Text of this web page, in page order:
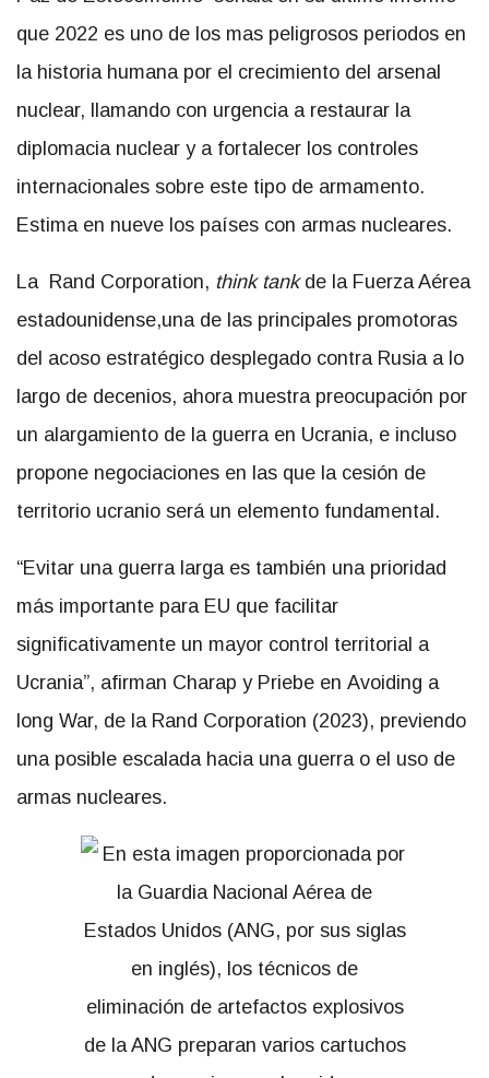
que 2022 es uno de los mas peligrosos periodos en
la historia humana por el crecimiento del arsenal
nuclear, llamando con urgencia a restaurar la
diplomacia nuclear y a fortalecer los controles
internacionales sobre este tipo de armamento.
Estima en nueve los países con armas nucleares.
La Rand Corporation, think tankde la Fuerza Aérea
estadounidense,una de las principales promotoras
del acoso estratégico desplegado contra Rusia a lo
largo de decenios, ahora muestra preocupación por
un alargamiento de la guerra en Ucrania, e incluso
propone negociaciones en las que la cesión de
territorio ucranio será un elemento fundamental.
“Evitar una guerra larga es también una prioridad
más importante para EU que facilitar
significativamente un mayor control territorial a
Ucrania”, afirman Charap y Priebe en Avoiding a
long War, de la Rand Corporation (2023), previendo
una posible escalada hacia una guerra o el uso de
armas nucleares.